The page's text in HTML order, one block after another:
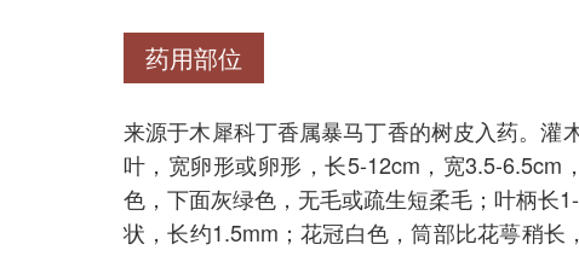
药用部位
来源于木犀科丁香属暴马丁香的树皮入药。灌
叶，宽卵形或卵形，长5-12cm，宽3.5-
色，下面灰绿色，无毛或疏生短柔毛；叶柄长
状，长约1.5mm；花冠白色，筒部比花萼稍